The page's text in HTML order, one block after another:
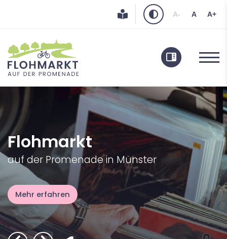
A- A A+
Flohmarkt
auf der Promenade in Münster
Mehr erfahren
Gewerblicher Bereich
Übersicht
Kontakt